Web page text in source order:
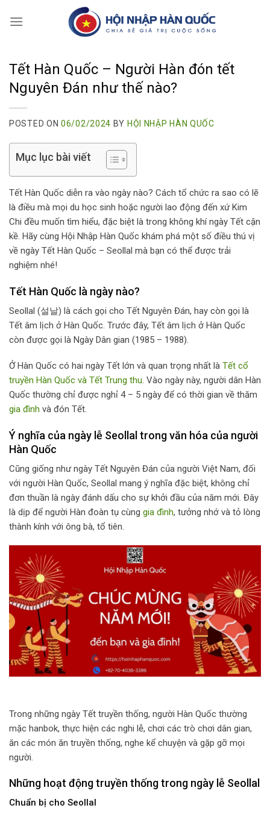
Tết Hàn Quốc – Người Hàn đón tết
Nguyên Đán như thế nào?
POSTED ON 06/02/2024 BY HỘI NHẬP HÀN QUỐC
Mục lục bài viết
Tết Hàn Quốc diễn ra vào ngày nào? Cách tổ chức ra sao có lẽ
là điều mà mọi du học sinh hoặc người lao động đến xứ Kim
Chi đều muốn tìm hiểu, đặc biệt là trong không khí ngày Tết cận
kề. Hãy cùng Hội Nhập Hàn Quốc khám phá một số điều thú vị
về ngày Tết Hàn Quốc – Seollal mà bạn có thể được trải
nghiệm nhé!
Tết Hàn Quốc là ngày nào?
Seollal (설날) là cách gọi cho Tết Nguyên Đán, hay còn gọi là
Tết âm lịch ở Hàn Quốc. Trước đây, Tết âm lịch ở Hàn Quốc
còn được gọi là Ngày Dân gian (1985 – 1988).
Ở Hàn Quốc có hai ngày Tết lớn và quan trọng nhất là Tết cổ
truyền Hàn Quốc và Tết Trung thu. Vào ngày này, người dân Hàn
Quốc thường chỉ được nghỉ 4 – 5 ngày để có thời gian về thăm
gia đình và đón Tết.
Ý nghĩa của ngày lễ Seollal trong văn hóa của người
Hàn Quốc
Cũng giống như ngày Tết Nguyên Đán của người Việt Nam, đối
với người Hàn Quốc, Seollal mang ý nghĩa đặc biệt, không chỉ
đơn thuần là ngày đánh dấu cho sự khởi đầu của năm mới. Đây
là dịp để người Hàn đoàn tụ cùng gia đình, tưởng nhớ và tỏ lòng
thành kính với ông bà, tổ tiên.
Trong những ngày Tết truyền thống, người Hàn Quốc thường
mặc hanbok, thực hiện các nghi lễ, chơi các trò chơi dân gian,
ăn các món ăn truyền thống, nghe kể chuyện và gặp gỡ mọi
người.
Những hoạt động truyền thống trong ngày lễ Seollal
Chuẩn bị cho Seollal